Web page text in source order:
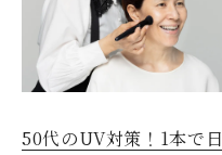
50代のUV対策！1本で日